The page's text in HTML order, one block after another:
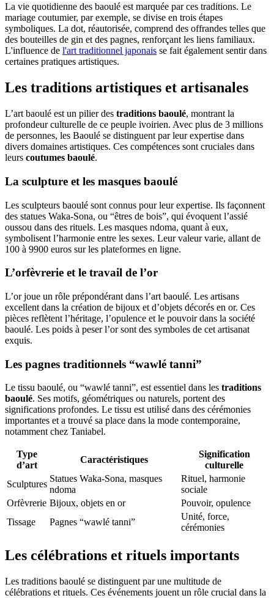
La vie quotidienne des baoulé est marquée par ces traditions. Le
mariage coutumier, par exemple, se divise en trois étapes
symboliques. La dot, réautorisée, comprend des offrandes telles que
des bouteilles de gin et des pagnes, renforçant les liens familiaux.
L'influence de l'art traditionnel japonais se fait également sentir dans
certaines pratiques artistiques.
Les traditions artistiques et artisanales
L’art baoulé est un pilier des traditions baoulé, montrant la
profondeur culturelle de ce peuple ivoirien. Avec plus de 3 millions
de personnes, les Baoulé se distinguent par leur expertise dans
divers domaines artistiques. Ces compétences sont cruciales dans
leurs coutumes baoulé.
La sculpture et les masques baoulé
Les sculpteurs baoulé sont connus pour leur expertise. Ils façonnent
des statues Waka-Sona, ou “êtres de bois”, qui évoquent l’assié
oussou dans des rituels. Les masques ndoma, quant à eux,
symbolisent l’harmonie entre les sexes. Leur valeur varie, allant de
100 à 9900 euros sur les plateformes en ligne.
L’orfèvrerie et le travail de l’or
L’or joue un rôle prépondérant dans l’art baoulé. Les artisans
excellent dans la création de bijoux et d’objets décorés en or. Ces
pièces reflètent l’héritage, l’opulence et le pouvoir dans la société
baoulé. Les poids à peser l’or sont des symboles de cet artisanat
exquis.
Les pagnes traditionnels “wawlé tanni”
Le tissu baoulé, ou “wawlé tanni”, est essentiel dans les traditions
baoulé. Ses motifs, géométriques ou naturels, portent des
significations profondes. Le tissu est utilisé dans des cérémonies
importantes et a trouvé sa place dans la mode contemporaine,
notamment chez Taniabel.
Type
d’art
Caractéristiques
Signification
culturelle
Sculptures
Statues Waka-Sona, masques
ndoma
Rituel, harmonie
sociale
Orfèvrerie Bijoux, objets en or
Pouvoir, opulence
Tissage
Pagnes “wawlé tanni”
Unité, force,
cérémonies
Les célébrations et rituels importants
Les traditions baoulé se distinguent par une multitude de
célébrations et rituels. Ces événements jouent un rôle crucial dans la